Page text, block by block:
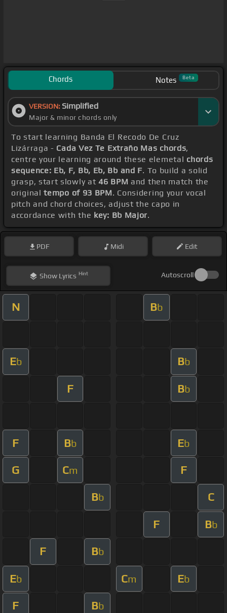
Chords Notes Beta
VERSION: Simplified
Major & minor chords only
To start learning Banda El Recodo De Cruz
Lizárraga - Cada Vez Te Extraño Mas chords,
centre your learning around these elemetal chords
sequence: Eb, F, Bb, Eb, Bb and F. To build a solid
grasp, start slowly at46 BPM and then match the
originaltempo of 93 BPM. Considering your vocal
pitch and chord choices, adjust the capo in
accordance with the key: Bb Major.
PDF Midi Edit
ShowLyrics Hint Autoscroll
N Bb
Eb Bb
F Bb
F Bb Eb
G Cm F
Bb C
F Bb
F Bb
Eb Cm Eb
F Bb